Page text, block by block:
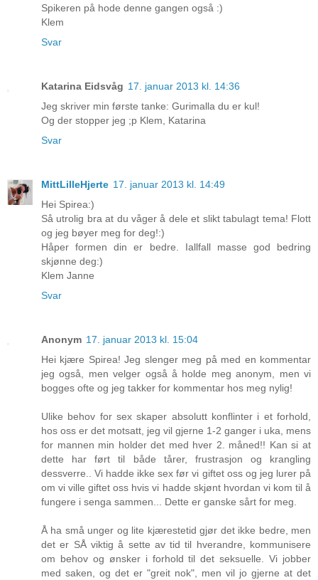
Spikeren på hode denne gangen også :)
Klem
Svar
Katarina Eidsvåg 17. januar 2013 kl. 14:36
Jeg skriver min første tanke: Gurimalla du er kul!
Og der stopper jeg ;p Klem, Katarina
Svar
MittLilleHjerte 17. januar 2013 kl. 14:49
Hei Spirea:)
Så utrolig bra at du våger å dele et slikt tabulagt tema! Flott
og jeg bøyer meg for deg!:)
Håper formen din er bedre. Iallfall masse god bedring
skjønne deg:)
Klem Janne
Svar
Anonym 17. januar 2013 kl. 15:04
Hei kjære Spirea! Jeg slenger meg på med en kommentar
jeg også, men velger også å holde meg anonym, men vi
bogges ofte og jeg takker for kommentar hos meg nylig!
Ulike behov for sex skaper absolutt konflinter i et forhold,
hos oss er det motsatt, jeg vil gjerne 1-2 ganger i uka, mens
for mannen min holder det med hver 2. måned!! Kan si at
dette har ført til både tårer, frustrasjon og krangling
dessverre.. Vi hadde ikke sex før vi giftet oss og jeg lurer på
om vi ville giftet oss hvis vi hadde skjønt hvordan vi kom til å
fungere i senga sammen... Dette er ganske sårt for meg.
Å ha små unger og lite kjærestetid gjør det ikke bedre, men
det er SÅ viktig å sette av tid til hverandre, kommunisere
om behov og ønsker i forhold til det seksuelle. Vi jobber
med saken, og det er "greit nok", men vil jo gjerne at det